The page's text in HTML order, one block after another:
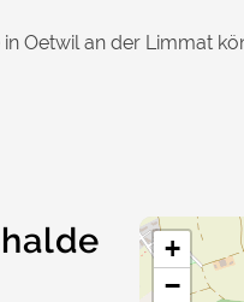
Oetwil an der Limmat
+
−